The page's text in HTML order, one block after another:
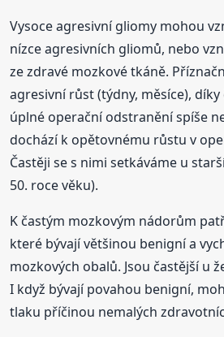
Vysoce agresivní gliomy mohou
nízce agresivních gliomů, nebo
ze zdravé mozkové tkáně.
agresivní růst (týdny, měsíce),
úplné operační odstranění spíše
dochází k opětovnému růstu v
Častěji se s nimi setkáváme u
50. roce věku).
K častým mozkovým nádorům
které bývají většinou benigní a
mozkových obalů. Jsou častější u
I když bývají povahou benigní,
tlaku příčinou nemalých